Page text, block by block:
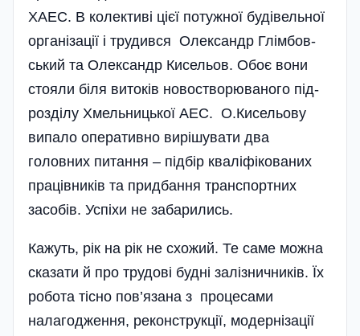
ХАЕС. В колективі цієї потужної будівельної
організації і трудився Олександр Глімбов­
ський та Олександр Кисе­льов. Обоє вони
стояли біля витоків новостворюваного під­
розділу Хмельницької АЕС. О.Кисельову
випало оперативно вирі­шувати два
головних питання – підбір квалі­фікованих
працівників та придбання транспортних
засобів. Успіхи не забарились.
Кажуть, рік на рік не схожий. Те саме можна
сказати й про трудові будні залізничників. Їх
робота тісно пов’язана з процесами
налагодження, реконструкції, модернізації